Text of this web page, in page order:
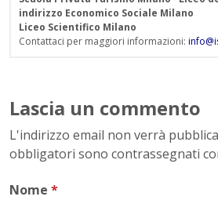
indirizzo Economico Sociale Milano
Liceo Scientifico Milano
Contattaci per maggiori informazioni:
Lascia un commento
L'indirizzo email non verrà
obbligatori sono contrassegnati
Nome *